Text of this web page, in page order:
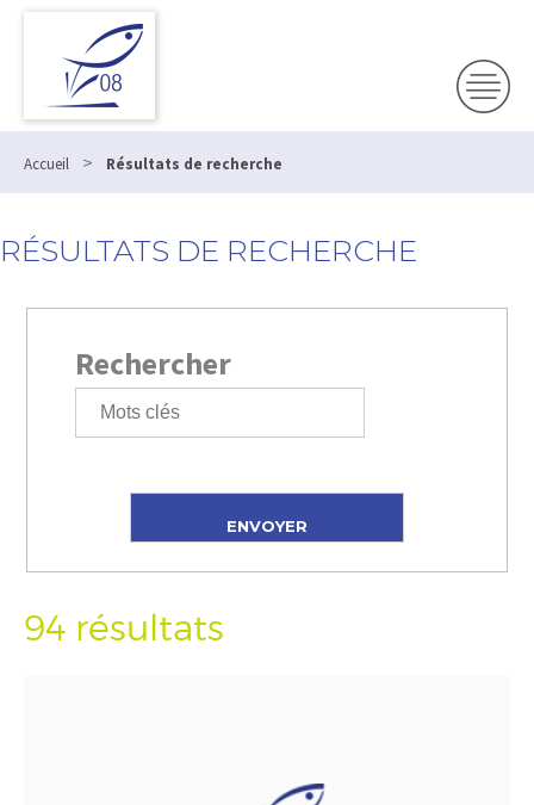
Accueil > Résultats de recherche
RÉSULTATS DE RECHERCHE
Rechercher
94 résultats